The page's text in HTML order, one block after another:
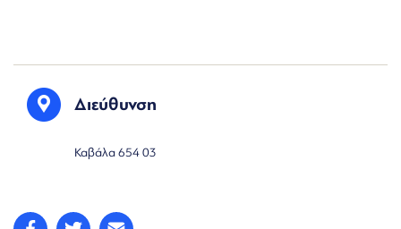
Διεύθυνση
Καβάλα 654 03